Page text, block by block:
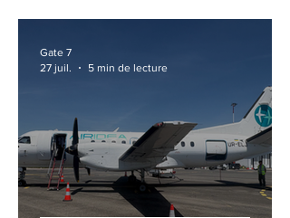
Gate 7
27 juil.
5 min de lecture